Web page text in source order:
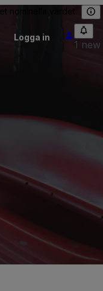
nominella värdet.
Logga in
1